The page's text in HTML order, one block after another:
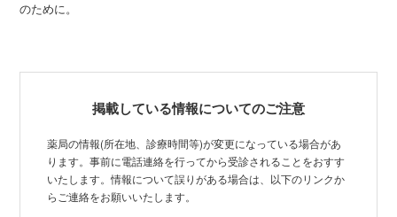
のために。
掲載している情報についてのご注意
薬局の情報(所在地、診療時間等)が変更になっている場合があ
ります。事前に電話連絡を行ってから受診されることをおすす
いたします。情報について誤りがある場合は、以下のリンクか
らご連絡をお願いいたします。